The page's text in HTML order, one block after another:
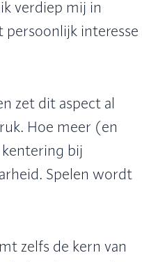
verdiep mij in
persoonlijk interesse
zet dit aspect al
Hoe meer (en
bij
Spelen wordt
zelfs de kern van